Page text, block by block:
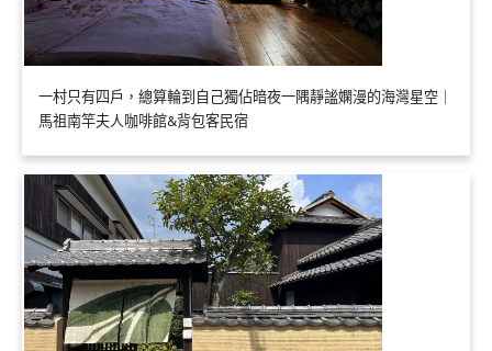
一村只有四戶，總算輪到自己獨佔暗夜一隅靜謐嫻漫的海灣星空｜
馬祖南竿夫人咖啡館&背包客民宿